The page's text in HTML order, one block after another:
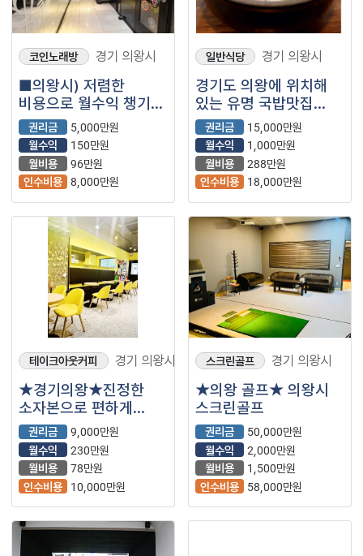
코인노래방 경기 의왕시
■의왕시) 저렴한
비용으로 월수익 챙기실
수 있는 코인노래방
매장을 소개합니다.■
권리금
5,000만원
월수익
150만원
월비용
96만원
인수비용 8,000만원
일반식당 경기 의왕시
경기도 의왕에 위치해
있는 유명 국밥맛집
매장 양도합니다.
권리금
15,000만원
월수익
1,000만원
월비용
288만원
인수비용
18,000만원
테이크아웃커피 경기 의왕시
★경기의왕★진정한
소자본으로 편하게
수익낼수있는
24시무인카페 양도양수
직거래합니다.
권리금
9,000만원
월수익
230만원
월비용
78만원
인수비용
10,000만원
스크린골프 경기 의왕시
★의왕 골프★ 의왕시
스크린골프
권리금
50,000만원
월수익
2,000만원
월비용
1,500만원
인수비용
58,000만원